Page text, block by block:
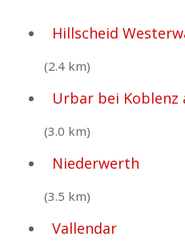
Hillscheid
(2.4 km)
Urbar bei Koblenz
(3.0 km)
Niederwerth
(3.5 km)
Vallendar